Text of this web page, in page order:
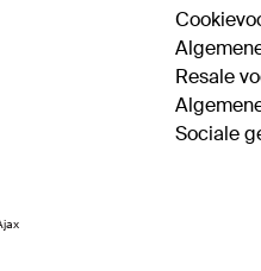
Resale
Sociale